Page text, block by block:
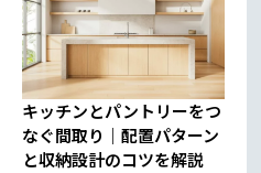
キッチンとパントリーをつ
なぐ間取り｜配置パターン
と収納設計のコツを解説